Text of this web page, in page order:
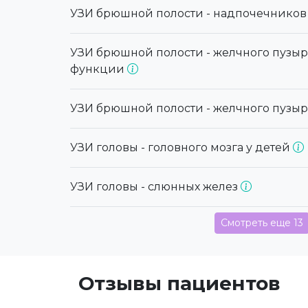
УЗИ брюшной полости - надпочечников
УЗИ брюшной полости - желчного
функции
УЗИ брюшной полости - желчного
УЗИ головы - головного мозга у детей
УЗИ головы - слюнных желез
Смотреть еще 13
Отзывы пациентов